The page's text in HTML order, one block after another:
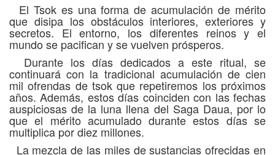
El Tsok es una forma de acumulación de mérito
que disipa los obstáculos interiores, exteriores y
secretos. El entorno, los diferentes reinos y el
mundo se pacifican y se vuelven prósperos.
Durante los días dedicados a este ritual, se
continuará con la tradicional acumulación de cien
mil ofrendas de tsok que repetiremos los próximos
años. Además, estos días coinciden con las fechas
auspiciosas de la luna llena del Saga Daua, por lo
que el mérito acumulado durante estos días se
multiplica por diez millones.
La mezcla de las miles de sustancias ofrecidas en